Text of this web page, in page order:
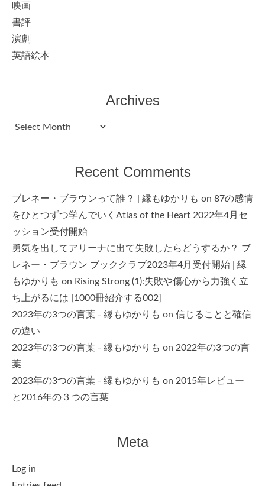
映画
書評
演劇
英語絵本
Archives
Archives
Recent Comments
ブレネー・ブラウンって誰？ | 縁もゆかりも on 87の感情
をひとつずつ学んでいくAtlas of the Heart 2022年4月セ
ッション受付開始
勇気を出してアリーナに出て失敗したらどうするか？ ブ
レネー・ブラウン ブッククラブ2023年4月受付開始 | 縁
もゆかりも on Rising Strong (1):失敗や傷心から力強く立
ち上がるには [1000冊紹介する002]
2023年の3つの言葉 - 縁もゆかりも on 信じることと確信
の違い
2023年の3つの言葉 - 縁もゆかりも on 2022年の3つの言
葉
2023年の3つの言葉 - 縁もゆかりも on 2015年レビュー
と2016年の３つの言葉
Meta
Log in